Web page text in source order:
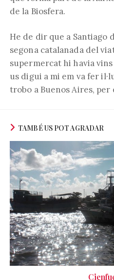
de la Biosfera.
He de dir que a Santiago
segona catalanada del
supermercat hi havia
us digui a mi em va fer
trobo a Buenos Aires, per
TAMBÉ US POT AGRADAR